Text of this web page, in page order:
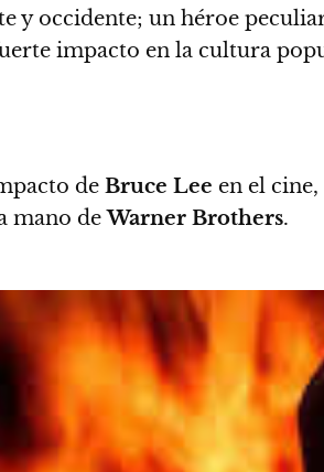
y occidente; un héroe
impacto en la cultura
de Bruce Lee en el
mano deWarner Brothers.